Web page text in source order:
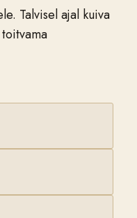
Talvisel ajal kuiva